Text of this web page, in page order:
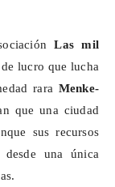
Las mil
lucro que lucha
rara Menke-
que una ciudad
sus recursos
desde una única